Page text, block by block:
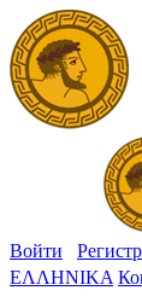
Войти
ΕΛΛΗΝΙΚΑ